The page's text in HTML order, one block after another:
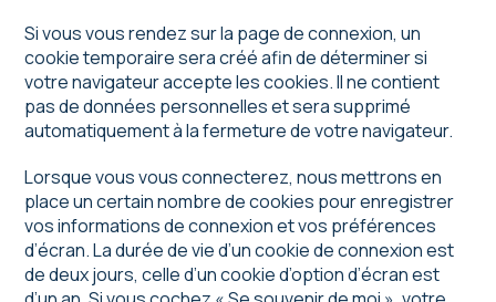
Si vous vous rendez sur la page de connexion, un
cookie temporaire sera créé afin de déterminer si
votre navigateur accepte les cookies. Il ne contient
pas de données personnelles et sera supprimé
automatiquement à la fermeture de votre navigateur.
Lorsque vous vous connecterez, nous mettrons en
place un certain nombre de cookies pour enregistrer
vos informations de connexion et vos préférences
d’écran. La durée de vie d’un cookie de connexion est
de deux jours, celle d’un cookie d’option d’écran est